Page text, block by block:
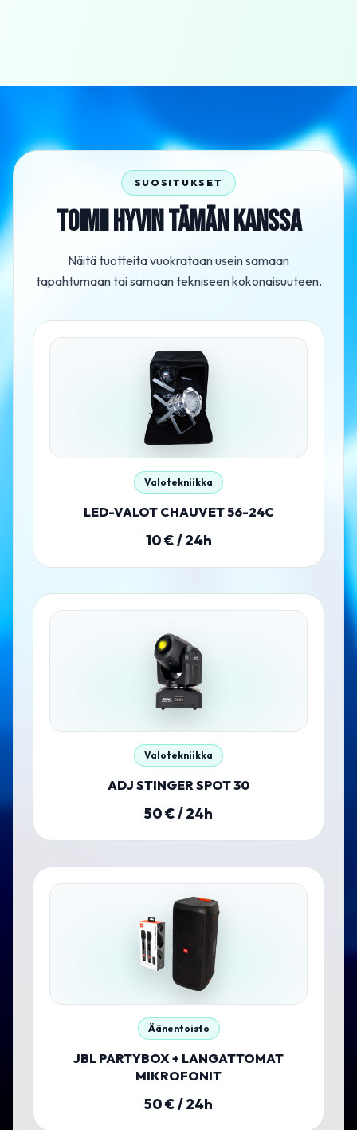
SUOSITUKSET
TOIMII HYVIN TÄMÄN KANSSA
Näitä tuotteita vuokrataan usein samaan
tapahtumaan tai samaan tekniseen kokonaisuuteen.
Valotekniikka
LED-VALOT CHAUVET 56-24C
10€ / 24h
Valotekniikka
ADJ STINGER SPOT 30
50€ / 24h
Äänentoisto
JBL PARTYBOX + LANGATTOMAT
MIKROFONIT
50€ / 24h